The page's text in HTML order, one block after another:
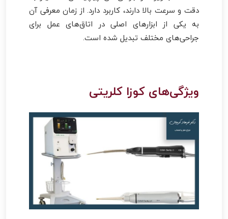
دقت و سرعت بالا دارند، کاربرد دارد. از زمان معرفی آن
به یکی از ابزارهای اصلی در اتاق‌های عمل برای
جراحی‌های مختلف تبدیل شده است.
ویژگی‌های کوزا کلریتی